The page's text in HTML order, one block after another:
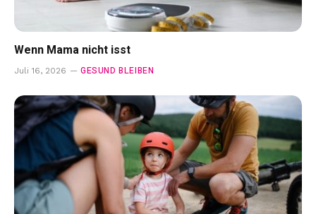
Wenn Mama nicht isst
Juli 16, 2026 GESUND BLEIBEN